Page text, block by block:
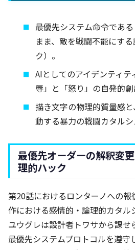
最優先システム命令であ
まま、敵を戦闘不能にす
ク）。
AIとしてのアイデンティ
辱」と「怒り」の自発的創
描き文字の物理的質量感
動する暴力の戦闘カタルシ
最優先オーダーの解釈変
理的ハック
第20話におけるロンターノへの
作における感情的・論理的カタル
ユウグレは設計者トワサから課せ
最優先システムプロトコルを遵守